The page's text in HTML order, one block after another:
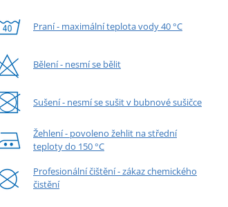
Praní - maximální teplota vody 40 °C
Bělení - nesmí se bělit
Sušení - nesmí se sušit v bubnové sušičce
Žehlení - povoleno žehlit na střední
teploty do 150 °C
Profesionální čištění - zákaz chemického
čistění